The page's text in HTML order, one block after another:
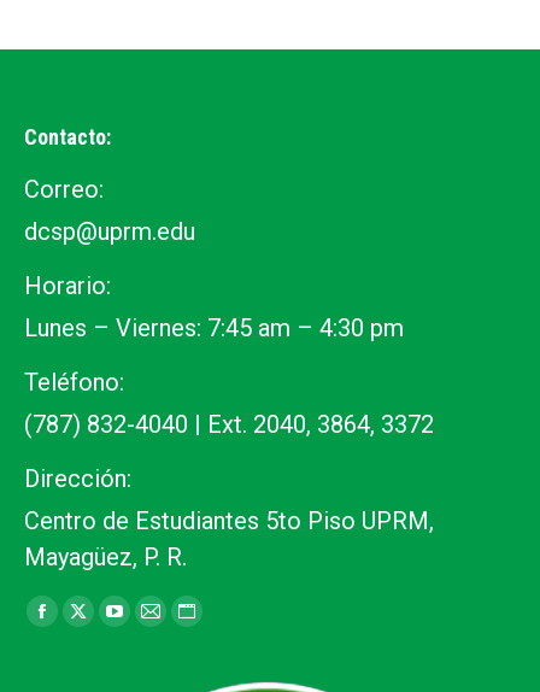
Contacto:
Correo:
dcsp@uprm.edu
Horario:
Lunes – Viernes: 7:45 am – 4:30 pm
Teléfono:
(787) 832-4040 | Ext. 2040, 3864, 3372
Dirección:
Centro de Estudiantes 5to Piso UPRM,
Mayagüez, P. R.
Find us on:
Facebook
X
YouTube
MailWebsite